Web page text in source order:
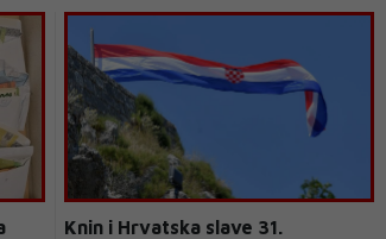
Knin i Hrvatska slave 31.